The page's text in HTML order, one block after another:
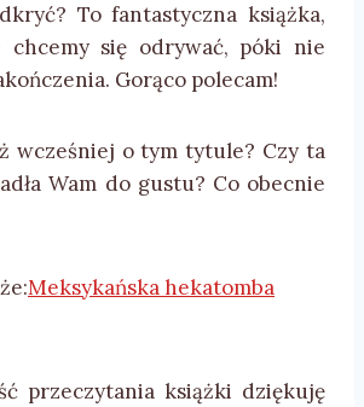
To fantastyczna książka,
się odrywać, póki nie
Gorąco polecam!
wcześniej o tym tytule? Czy ta
Wam do gustu? Co obecnie
Meksykańska hekatomba
przeczytania książki dziękuję